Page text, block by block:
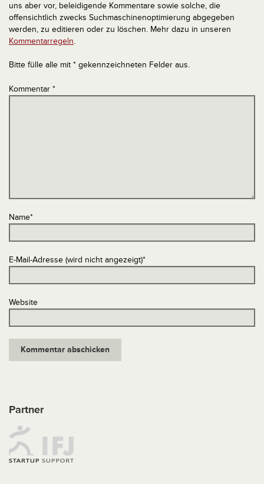
uns aber vor, beleidigende Kommentare sowie solche, die
offensichtlich zwecks Suchmaschinenoptimierung abgegeben
werden, zu editieren oder zu löschen. Mehr dazu in unseren
Kommentarregeln.
Bitte fülle alle mit * gekennzeichneten Felder aus.
Kommentar *
Name*
E-Mail-Adresse (wird nicht angezeigt)*
Website
Partner